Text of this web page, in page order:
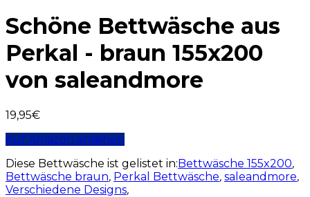
Schöne Bettwäsche aus
Perkal - braun 155x200
von saleandmore
19,95€
Auf Amazon ansehen
Diese Bettwäsche ist gelistet in:Bettwäsche 155x200,
Bettwäsche braun, Perkal Bettwäsche, saleandmore,
Verschiedene Designs,